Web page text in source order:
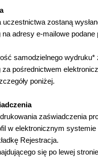
uczestnictwa zostaną
na adresy e-mailowe podane
samodzielnego wydruku*
za pośrednictwem
poniżej.
zaświadczenia
w elektronicznym systemie
Rejestracja.
się po lewej